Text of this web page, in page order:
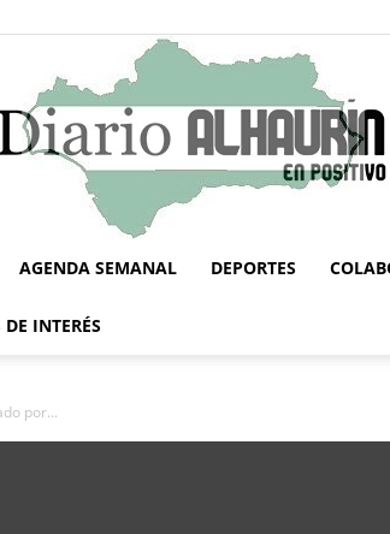
AGENDA SEMANAL DEPORTES
INTERÉS
por...